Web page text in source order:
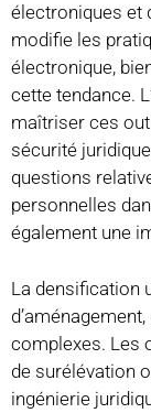
électroniques et
modifie les
électronique,
cette tendance.
maîtriser ces
sécurité
questions
personnelles
également une
La densification
complexes. Les
de surélévation
ingénierie